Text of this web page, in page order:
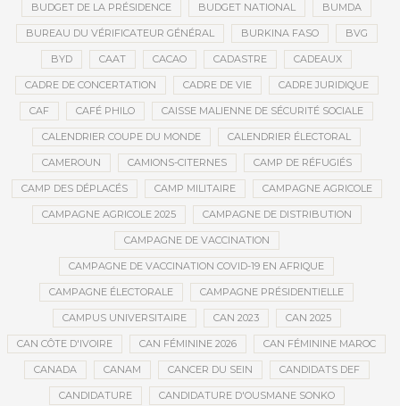
BUDGET DE LA PRÉSIDENCE BUDGET NATIONAL BUMDA
BUREAU DU VÉRIFICATEUR GÉNÉRAL BURKINA FASO BVG
BYD CAAT CACAO CADASTRE CADEAUX
CADRE DE CONCERTATION CADRE DE VIE CADRE JURIDIQUE
CAF CAFÉ PHILO CAISSE MALIENNE DE SÉCURITÉ SOCIALE
CALENDRIER COUPE DU MONDE CALENDRIER ÉLECTORAL
CAMEROUN CAMIONS-CITERNES CAMP DE RÉFUGIÉS
CAMP DES DÉPLACÉS CAMP MILITAIRE CAMPAGNE AGRICOLE
CAMPAGNE AGRICOLE 2025 CAMPAGNE DE DISTRIBUTION
CAMPAGNE DE VACCINATION
CAMPAGNE DE VACCINATION COVID-19 EN AFRIQUE
CAMPAGNE ÉLECTORALE CAMPAGNE PRÉSIDENTIELLE
CAMPUS UNIVERSITAIRE CAN 2023 CAN 2025
CAN CÔTE D'IVOIRE CAN FÉMININE 2026 CAN FÉMININE MAROC
CANADA CANAM CANCER DU SEIN CANDIDATS DEF
CANDIDATURE CANDIDATURE D'OUSMANE SONKO